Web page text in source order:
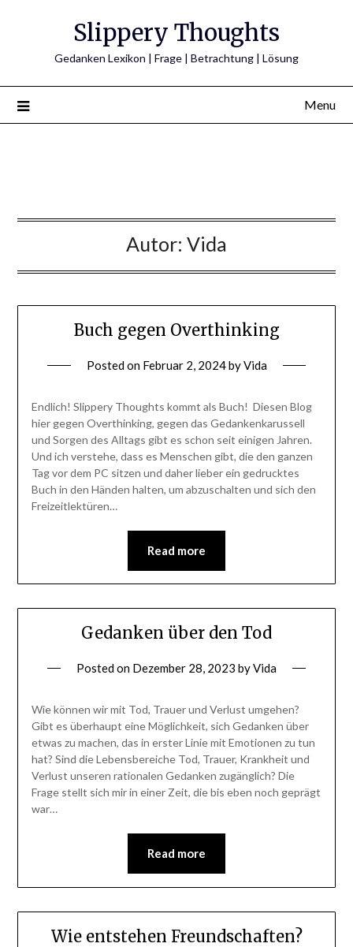
Slippery Thoughts
Gedanken Lexikon | Frage | Betrachtung | Lösung
Menu
Autor: Vida
Buch gegen Overthinking
Posted on Februar 2, 2024byVida
Endlich! Slippery Thoughts kommt als Buch! Diesen Blog
hier gegen Overthinking, gegen das Gedankenkarussell
und Sorgen des Alltags gibt es schon seit einigen Jahren.
Und ich verstehe, dass es Menschen gibt, die den ganzen
Tag vor dem PC sitzen und daher lieber ein gedrucktes
Buch in den Händen halten, um abzuschalten und sich den
Freizeitlektüren…
Read more
Gedanken über den Tod
Posted on Dezember 28, 2023 byVida
Wie können wir mit Tod, Trauer und Verlust umgehen?
Gibt es überhaupt eine Möglichkeit, sich Gedanken über
etwas zu machen, das in erster Linie mit Emotionen zu tun
hat? Sind die Lebensbereiche Tod, Trauer, Krankheit und
Verlust unseren rationalen Gedanken zugänglich? Die
Frage stellt sich mir in einer Zeit, die bis eben noch geprägt
war…
Read more
Wie entstehen Freundschaften?